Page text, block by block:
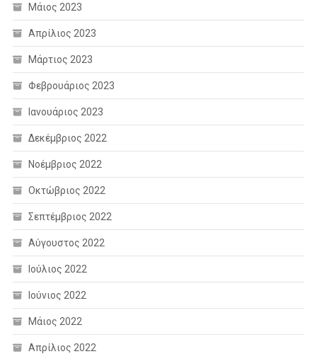
Μάιος 2023
Απρίλιος 2023
Μάρτιος 2023
Φεβρουάριος 2023
Ιανουάριος 2023
Δεκέμβριος 2022
Νοέμβριος 2022
Οκτώβριος 2022
Σεπτέμβριος 2022
Αύγουστος 2022
Ιούλιος 2022
Ιούνιος 2022
Μάιος 2022
Απρίλιος 2022